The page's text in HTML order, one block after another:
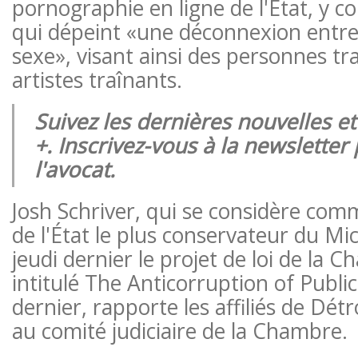
pornographie en ligne de l'État, y
qui dépeint «une déconnexion
sexe», visant ainsi des personnes
artistes traînants.
Suivez les dernières nouvelles
+. Inscrivez-vous à la
l'avocat.
Josh Schriver, qui se considère
de l'État le plus conservateur du
jeudi dernier le projet de loi de la
intitulé The Anticorruption of
dernier, rapporte les affiliés de
au comité judiciaire de la Chambre.